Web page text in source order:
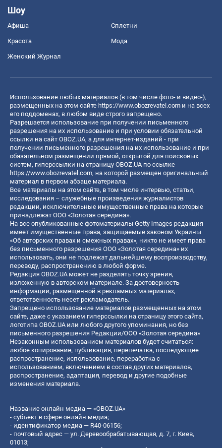
Шоу
Афиша Сплетни
Красота Мода
Женский Журнал
Использование любых материалов (в том числе фото- и видео-),
размещенных на этом сайте https://www.obozrevatel.com и на всех
его поддоменах, в любом виде строго запрещено.
Разрешается использование при получении письменного
разрешения на их использование и при условии обязательной
ссылки на сайт OBOZ.UA, а для интернет-изданий - при
получении письменного разрешения на их использование и при
обязательном размещении прямой, открытой для поисковых
систем, гиперссылки на страницу OBOZ.UA по ссылке
https://www.obozrevatel.com, на которой размещен оригинальный
материал в первом абзаце материала.
Все материалы на этом сайте, в том числе интервью, статьи,
исследования – служебные произведения журналистов
редакции, исключительные имущественные права на которые
принадлежат ООО «Золотая середина».
На все опубликованные фотоматериалы Getty Images редакция
имеет имущественные права, защищаемые законом Украины
«Об авторских правах и смежных правах», никто не имеет права
без письменного разрешения ООО «Золотая середина» их
использовать, они не подлежат дальнейшему воспроизводству,
переводу, распространению в любой форме.
Редакция OBOZ.UA может не разделять точку зрения,
изложенную в авторском материале. За достоверность
информации, размещенной в рекламных материалах,
ответственность несет рекламодатель.
Запрещено использование материалов размещенных на этом
сайте, даже с указанием гиперссылки на страницу этого сайта,
логотипа OBOZ.UA или любого другого упоминания, но без
письменного разрешения Редакции/ООО «Золотая середина»
Незаконным использованием материалов будет считаться:
любое копирование, публикация, перепечатка, последующее
распространение, использование, переработка с
использованием, включением в состав других материалов,
распространение, адаптация, перевод и другие подобные
изменения материала.
Название онлайн медиа — «OBOZ.UA»
- субъект в сфере онлайн медиа;
- идентификатор медиа — R40-06156;
- почтовый адрес — ул. Деревообрабатывающая, д. 7, г. Киев,
01013;